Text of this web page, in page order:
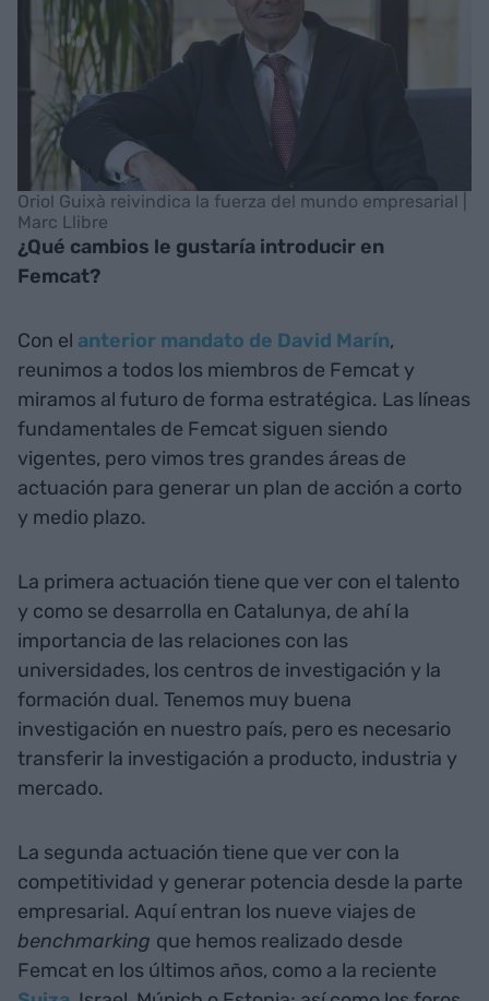
Oriol Guixà reivindica la fuerza del mundo empresarial |
Marc Llibre
¿Qué cambios le gustaría introducir en
Femcat?
Con el anterior mandato de David Marín,
reunimos a todos los miembros de Femcat y
miramos al futuro de forma estratégica. Las líneas
fundamentales de Femcat siguen siendo
vigentes, pero vimos tres grandes áreas de
actuación para generar un plan de acción a corto
y medio plazo.
La primera actuación tiene que ver con el talento
y como se desarrolla en Catalunya, de ahí la
importancia de las relaciones con las
universidades, los centros de investigación y la
formación dual. Tenemos muy buena
investigación en nuestro país, pero es necesario
transferir la investigación a producto, industria y
mercado.
La segunda actuación tiene que ver con la
competitividad y generar potencia desde la parte
empresarial. Aquí entran los nueve viajes de
benchmarking que hemos realizado desde
Femcat en los últimos años, como a la reciente